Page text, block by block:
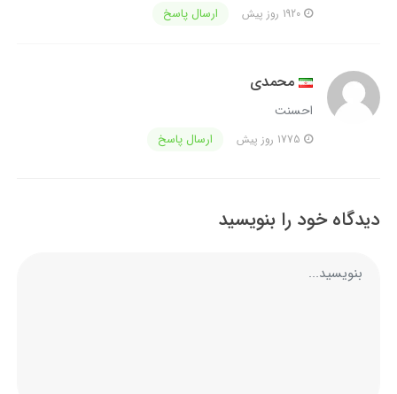
ارسال پاسخ
محمدی
احسنت
ارسال پاسخ
دیدگاه خود را بنویسید